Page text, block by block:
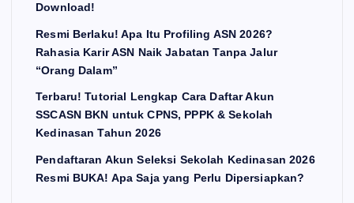
Download!
Resmi Berlaku! Apa Itu Profiling ASN 2026?
Rahasia Karir ASN Naik Jabatan Tanpa Jalur
“Orang Dalam”
Terbaru! Tutorial Lengkap Cara Daftar Akun
SSCASN BKN untuk CPNS, PPPK & Sekolah
Kedinasan Tahun 2026
Pendaftaran Akun Seleksi Sekolah Kedinasan 2026
Resmi BUKA! Apa Saja yang Perlu Dipersiapkan?